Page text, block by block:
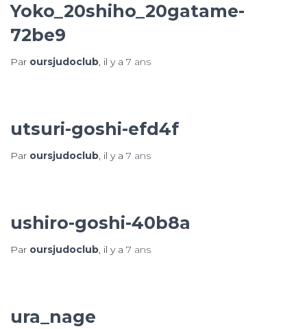
Yoko_20shiho_20gatame-
72be9
Par oursjudoclub, il y a 7 ans
utsuri-goshi-efd4f
Par oursjudoclub, il y a 7 ans
ushiro-goshi-40b8a
Par oursjudoclub, il y a 7 ans
ura_nage